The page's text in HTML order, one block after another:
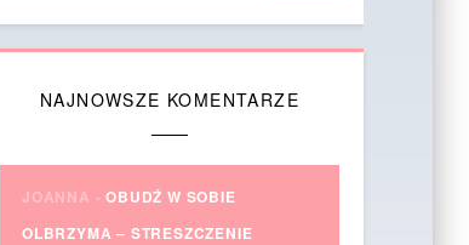
NAJNOWSZE KOMENTARZE
JOANNA -OBUDŹ W SOBIE
OLBRZYMA – STRESZCZENIE